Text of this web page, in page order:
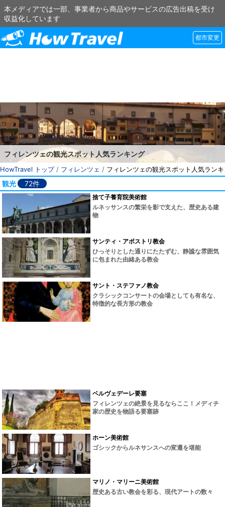
本メディアでは一部、事業者から商品やサービスの広告出稿を受け
収益化しています
都市変更
フィレンツェの観光スポット人気ランキング
HowTravel トップ/ フィレンツェ / フィレンツェの観光スポット人気ラン
観光 72件
捨て子養育院美術館
ルネッサンスの繁栄を影で支えた、歴史ある建
物
サンティ・アポストリ教会
ひっそりとした通りにたたずむ、静謐な雰囲気
に包まれた由緒ある教会
サント・ステファノ教会
クラシックコンサートの会場としても有名な、
特徴的な長方形の教会
ベルヴェデーレ要塞
フィレンツェの絶景を見るならここ！メディチ
家の歴史を物語る要塞跡
ホーン美術館
ゴシックからルネサンスへの変遷を堪能
マリノ・マリーニ美術館
歴史ある古い教会を彩る、現代アートの数々